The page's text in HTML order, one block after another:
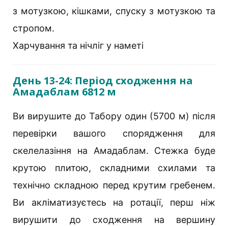
з мотузкою, кішками, спуску з мотузкою та
стропом.
Харчування та нічліг у наметі
День 13-24: Період сходження на
Амадаблам 6812 м
Ви вирушите до Табору один (5700 м) після
перевірки вашого спорядження для
скелелазіння на Амадаблам. Стежка буде
крутою плитою, складними схилами та
технічно складною перед крутим гребенем.
Ви акліматизуєтесь на ротації, перш ніж
вирушити до сходження на вершину